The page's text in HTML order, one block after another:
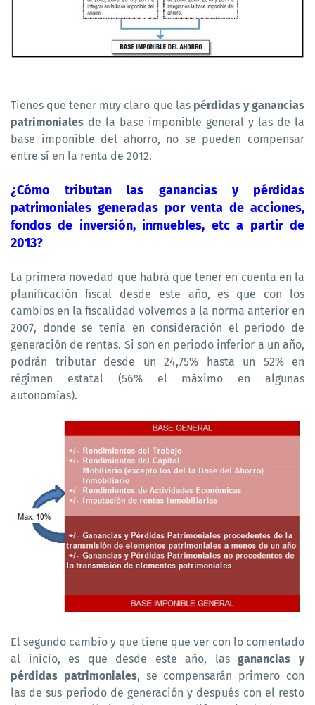
Tienes que tener muy claro que las pérdidas y ganancias
patrimoniales de la base imponible general y las de la
base imponible del ahorro, no se pueden compensar
entre sí en la renta de 2012.
¿Cómo tributan las ganancias y pérdidas
patrimoniales generadas por venta de acciones,
fondos de inversión, inmuebles, etc a partir de
2013?
La primera novedad que habrá que tener en cuenta en la
planificación fiscal desde este año, es que con los
cambios en la fiscalidad volvemos a la norma anterior en
2007, donde se tenía en consideración el periodo de
generación de rentas. Si son en periodo inferior a un año,
podrán tributar desde un 24,75% hasta un 52% en
régimen estatal (56% el máximo en algunas
autonomías).
El segundo cambio y que tiene que ver con lo comentado
al inicio, es que desde este año, lasganancias y
pérdidas patrimoniales, se compensarán primero con
las de sus periodo de generación y después con el resto